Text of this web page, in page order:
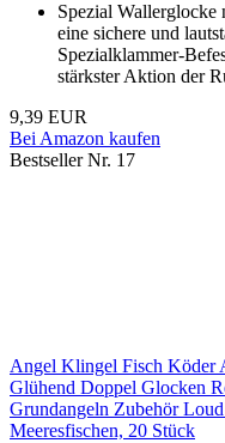
Spezial
eine sichere und
Spezialklammer-
stärkster Aktion der
9,39 EUR
Bei Amazon kaufen
Bestseller Nr. 17
Angel Klingel Fisch Köder
Glühend Doppel Glocken
Grundangeln Zubehör
Meeresfischen, 20 Stück